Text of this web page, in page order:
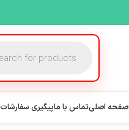
صفحه اصلیتماس با ماپیگیری سفارشات